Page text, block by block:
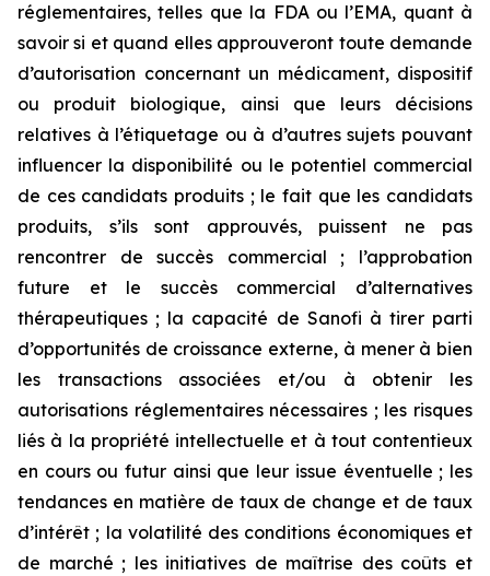
réglementaires, telles que la FDA ou l’EMA, quant à
savoir si et quand elles approuveront toute demande
d’autorisation concernant un médicament, dispositif
ou produit biologique, ainsi que leurs décisions
relatives à l’étiquetage ou à d’autres sujets pouvant
influencer la disponibilité ou le potentiel commercial
de ces candidats produits ; le fait que les candidats
produits, s’ils sont approuvés, puissent ne pas
rencontrer de succès commercial ; l’approbation
future et le succès commercial d’alternatives
thérapeutiques ; la capacité de Sanofi à tirer parti
d’opportunités de croissance externe, à mener à bien
les transactions associées et/ou à obtenir les
autorisations réglementaires nécessaires ; les risques
liés à la propriété intellectuelle et à tout contentieux
en cours ou futur ainsi que leur issue éventuelle ; les
tendances en matière de taux de change et de taux
d’intérêt ; la volatilité des conditions économiques et
de marché ; les initiatives de maîtrise des coûts et